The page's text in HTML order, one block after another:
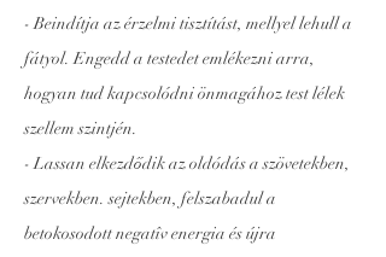
- Beindítja az érzelmi tisztítást, mellyel lehull a
fátyol. Engedd a testedet emlékezni arra,
hogyan tud kapcsolódni önmagához test lélek
szellem szintjén.
- Lassan elkezdődik az oldódás a szövetekben,
szervekben. sejtekben, felszabadul a
betokosodott negatîv energia és újra